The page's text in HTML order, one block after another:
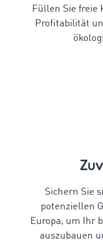
Füllen Sie freie
Profitabilität
Sichern Sie
potenziellen
Europa, um Ihr
auszubauen